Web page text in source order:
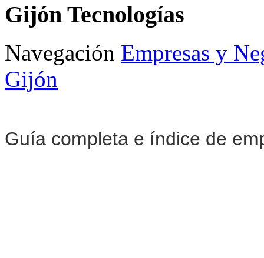
Gijón Tecnologías
Navegación Empresas y
Gijón
Guía completa e índice de